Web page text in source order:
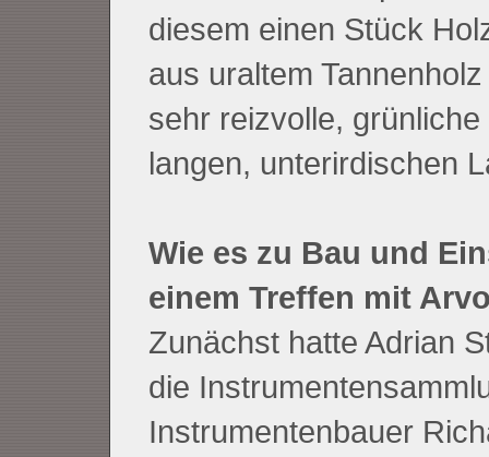
diesem einen Stück
aus uraltem
sehr reizvolle,
langen, unterirdischen
Wie es zu Bau und
einem Treffen mit
Zunächst hatte Adrian
die
Instrumentenbauer